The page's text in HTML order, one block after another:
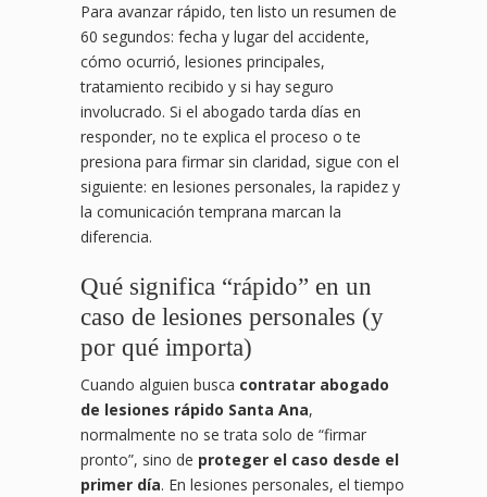
Para avanzar rápido, ten listo un resumen de
60 segundos: fecha y lugar del accidente,
cómo ocurrió, lesiones principales,
tratamiento recibido y si hay seguro
involucrado. Si el abogado tarda días en
responder, no te explica el proceso o te
presiona para firmar sin claridad, sigue con el
siguiente: en lesiones personales, la rapidez y
la comunicación temprana marcan la
diferencia.
Qué significa “rápido” en un
caso de lesiones personales (y
por qué importa)
Cuando alguien busca contratar abogado
de lesiones rápido Santa Ana,
normalmente no se trata solo de “firmar
pronto”, sino de proteger el caso desde el
primer día. En lesiones personales, el tiempo